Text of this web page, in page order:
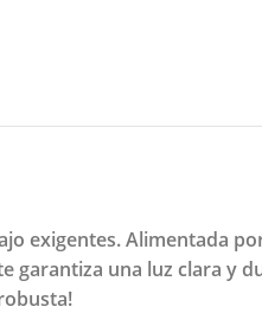
exigentes. Alimentada
garantiza una luz clara y